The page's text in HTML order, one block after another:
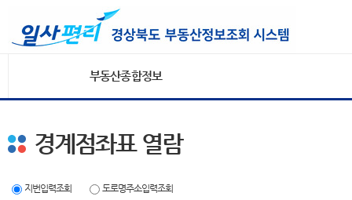
부동산종합정보
경계점좌표 열람
지번입력조회 도로명주소입력조회